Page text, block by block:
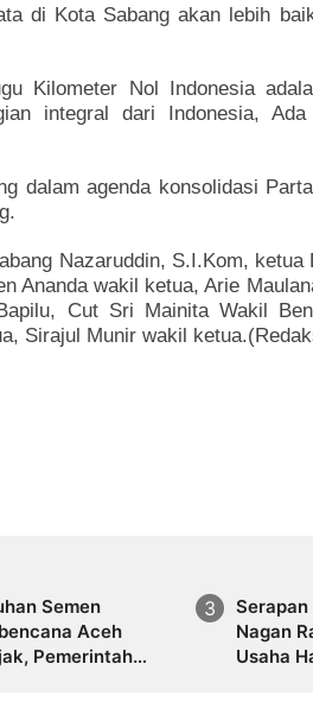
di Kota Sabang akan lebih
Kilometer Nol Indonesia
integral dari Indonesia,
dalam agenda konsolidasi
Nazaruddin, S.I.Kom, ketua
Ananda wakil ketua, Arie
Cut Sri Mainita Wakil
Sirajul Munir wakil
Semen
Aceh
Pemerintah
Serapan
Nagan
Usaha